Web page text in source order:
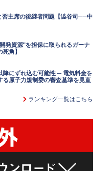
主席の後継者問題【澁谷司──中
発資源"を担保に取られるガーナ
角】
降にずれ込む可能性 ─ 電気料金を
る原子力規制委の審査基準を見直
ランキング一覧はこちら